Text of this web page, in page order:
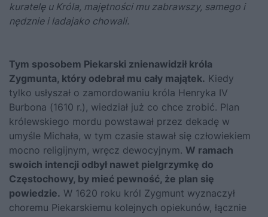
kuratelę u Króla, majętności mu zabrawszy, samego i
nędznie i ladajako chowali.
Tym sposobem Piekarski znienawidził króla
Zygmunta, który odebrał mu cały majątek. Kiedy
tylko usłyszał o zamordowaniu króla Henryka IV
Burbona (1610 r.), wiedział już co chce zrobić. Plan
królewskiego mordu powstawał przez dekadę w
umyśle Michała, w tym czasie stawał się człowiekiem
mocno religijnym, wręcz dewocyjnym. W ramach
swoich intencji odbył nawet pielgrzymkę do
Częstochowy, by mieć pewność, że plan się
powiedzie. W 1620 roku król Zygmunt wyznaczył
choremu Piekarskiemu kolejnych opiekunów, łącznie